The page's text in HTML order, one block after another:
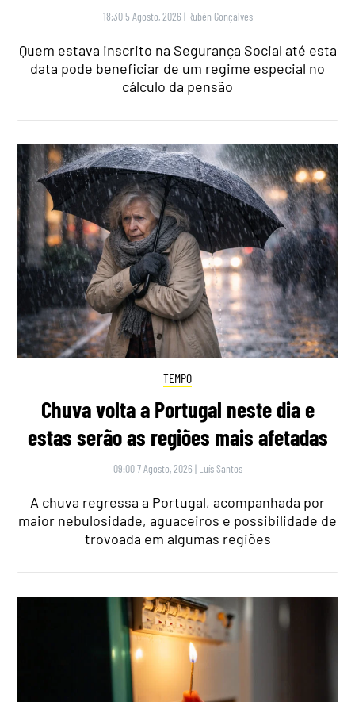
18:30 5 Agosto, 2026 | Rubén Gonçalves
Quem estava inscrito na Segurança Social até esta
data pode beneficiar de um regime especial no
cálculo da pensão
TEMPO
Chuva volta a Portugal neste dia e
estas serão as regiões mais afetadas
09:00 7 Agosto, 2026 | Luís Santos
A chuva regressa a Portugal, acompanhada por
maior nebulosidade, aguaceiros e possibilidade de
trovoada em algumas regiões